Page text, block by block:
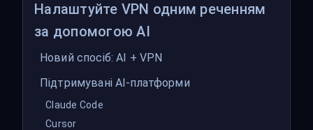
Налаштуйте VPN одним реченням
за допомогою AI
Новий спосіб: AI + VPN
Підтримувані AI-платформи
Claude Code
Cursor